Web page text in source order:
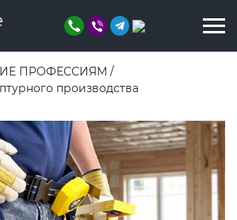
ПРОФЕССИЯМ /
производства